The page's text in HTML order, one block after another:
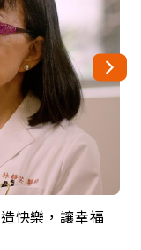
快樂，讓幸福
年 「台灣是我
「蛋黃哥小
休後才開始真
年長羽球選
提琴還登上小